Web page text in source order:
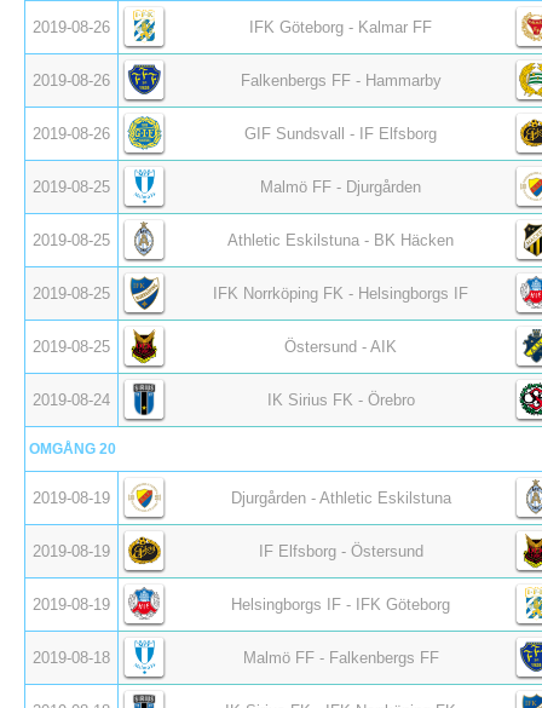
2019-08-26 IFK Göteborg - Kalmar FF
2019-08-26 Falkenbergs FF - Hammarby
2019-08-26 GIF Sundsvall - IF Elfsborg
2019-08-25 Malmö FF - Djurgården
2019-08-25 Athletic Eskilstuna - BK Häcken
2019-08-25 IFK Norrköping FK - Helsingborgs IF
2019-08-25 Östersund - AIK
2019-08-24 IK Sirius FK - Örebro
OMGÅNG 20
2019-08-19 Djurgården - Athletic Eskilstuna
2019-08-19 IF Elfsborg - Östersund
2019-08-19 Helsingborgs IF - IFK Göteborg
2019-08-18 Malmö FF - Falkenbergs FF